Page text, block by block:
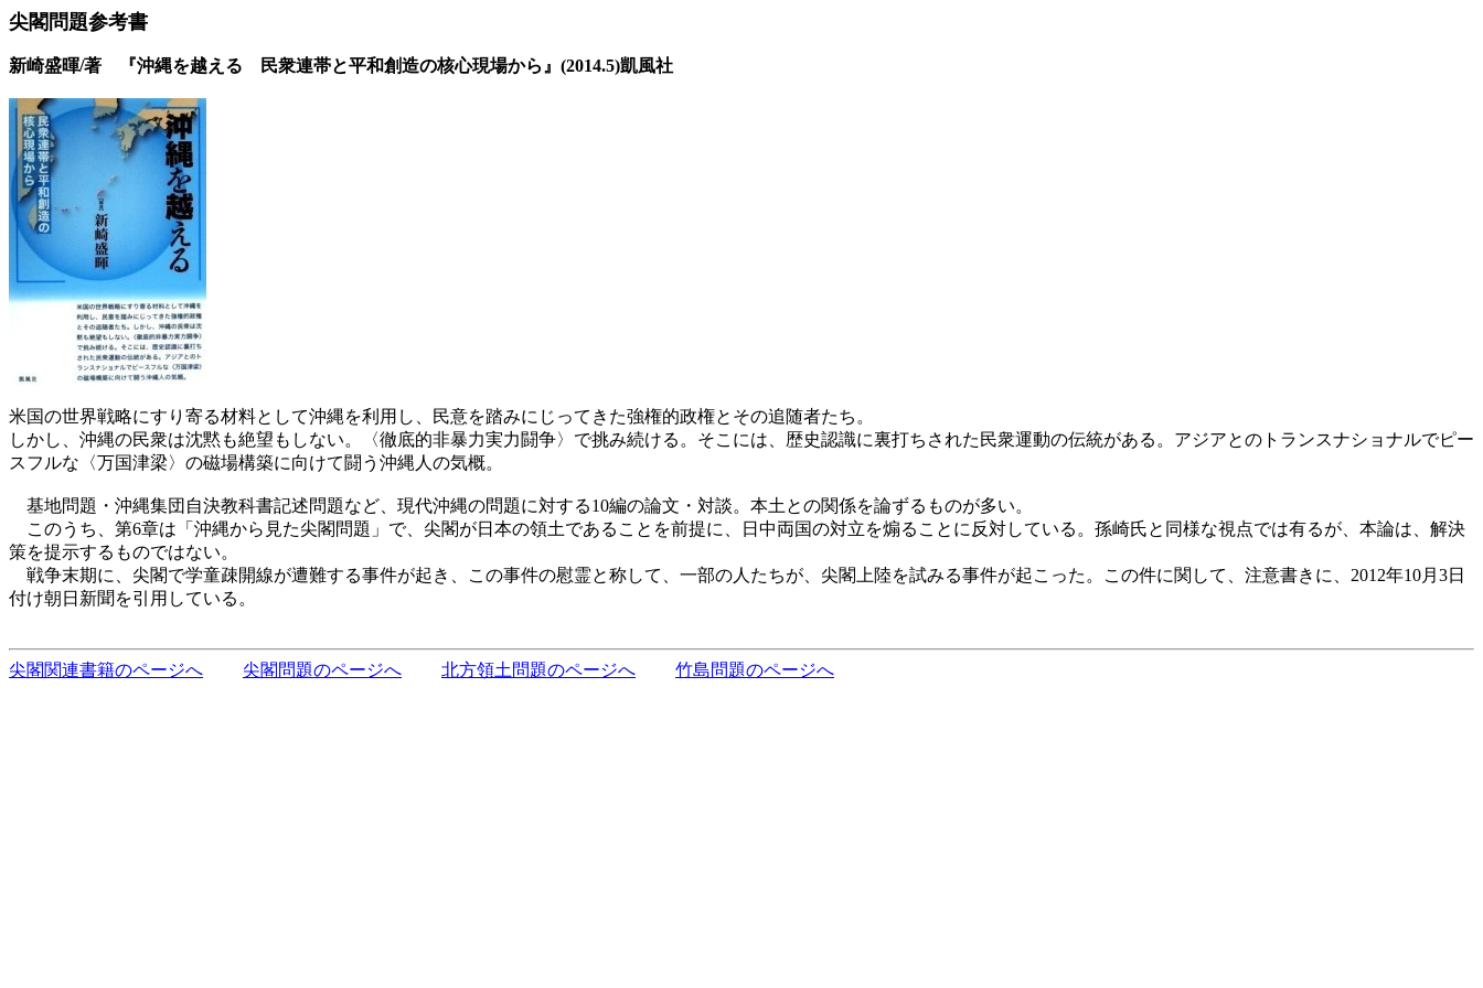
尖閣問題参考書
新崎盛暉/著 『沖縄を越える 民衆連帯と平和創造の核心現場から』(2014.5)凱風社
米国の世界戦略にすり寄る材料として沖縄を利用し、民意を踏みにじってきた強権的政権とその追随者たち。
しかし、沖縄の民衆は沈黙も絶望もしない。〈徹底的非暴力実力闘争〉で挑み続ける。そこには、歴史認識に裏打ちされた民衆運動の伝統がある。アジアとのトランスナショナルでピー
スフルな〈万国津梁〉の磁場構築に向けて闘う沖縄人の気概。
基地問題・沖縄集団自決教科書記述問題など、現代沖縄の問題に対する10編の論文・対談。本土との関係を論ずるものが多い。
このうち、第6章は「沖縄から見た尖閣問題」で、尖閣が日本の領土であることを前提に、日中両国の対立を煽ることに反対している。孫崎氏と同様な視点では有るが、本論は、解決
策を提示するものではない。
戦争末期に、尖閣で学童疎開線が遭難する事件が起き、この事件の慰霊と称して、一部の人たちが、尖閣上陸を試みる事件が起こった。この件に関して、注意書きに、2012年10月3日
付け朝日新聞を引用している。
尖閣関連書籍のページへ 尖閣問題のページへ 北方領土問題のページへ 竹島問題のページへ